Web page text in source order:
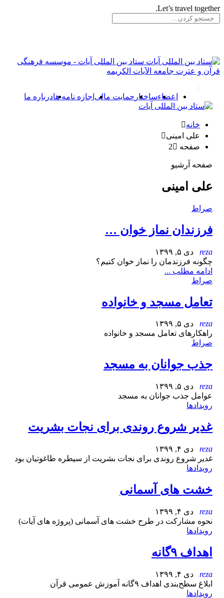
Let’s travel
ستاد بین المللی آیات - موسسه فرهنگی
و عترت جامعه الآیات الکریمه
اعضاءساختارحمایت مالیاجازه نامه هادرباره ما
خانه
علی امینی
صفحه 2
صفحه آرشیو
علی امینی
صراط
فرزندان نماز خوان …
reza
دی ۵, ۱۳۹۹
چگونه فرزندمان را نماز خوان کنیم؟
ادامه مطلب ...
صراط
تعامل مسجد و خانواده
reza
دی ۵, ۱۳۹۹
راهکارهای تعامل مسجد و خانواده
صراط
جذب جوانان به مسجد
reza
دی ۵, ۱۳۹۹
عوامل جذب جوانان به مسجد
رویدادها
غدیر شروع روندی برای نجات بشریت
reza
دی ۴, ۱۳۹۹
غدیر شروع روندی برای نجات بشریت از سیطره طاغوتیان بود
رویدادها
خشت های آسمانی
reza
دی ۴, ۱۳۹۹
نحوه مشارکت در طرح خشت های آسمانی (پروژه های آیات)
رویدادها
اهداف ۹گانه
reza
دی ۴, ۱۳۹۹
ابلاغ سطح‌بندی اهداف ۹گانه آموزش عمومی قرآن
رویدادها